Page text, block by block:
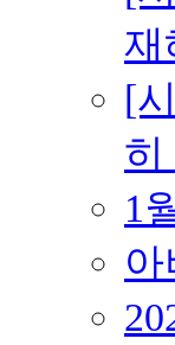
재
[
히
1